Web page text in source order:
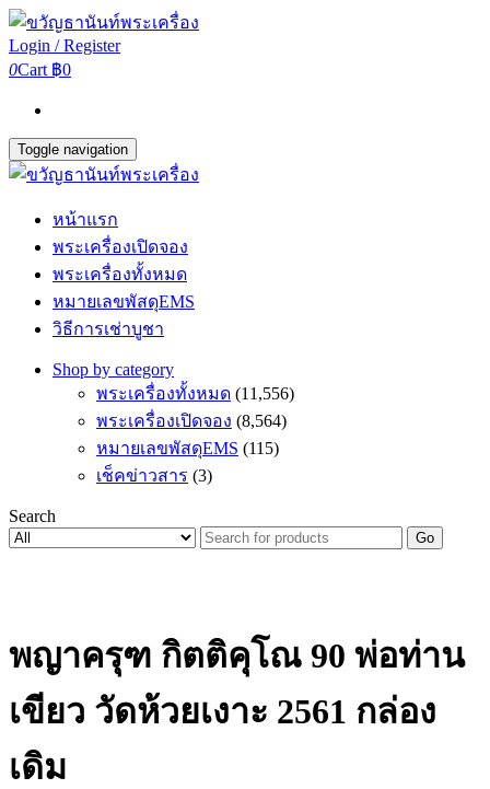
Login / Register
0Cart ฿0
Toggle navigation
หน้าแรก
พระเครื่องเปิดจอง
พระเครื่องทั้งหมด
หมายเลขพัสดุEMS
วิธีการเช่าบูชา
Shop by category
พระเครื่องทั้งหมด (11,556)
พระเครื่องเปิดจอง (8,564)
หมายเลขพัสดุEMS (115)
เช็คข่าวสาร (3)
Search
Go
พญาครุฑ กิตติคุโณ 90 พ่อท่าน
เขียว วัดห้วยเงาะ 2561 กล่อง
เดิม